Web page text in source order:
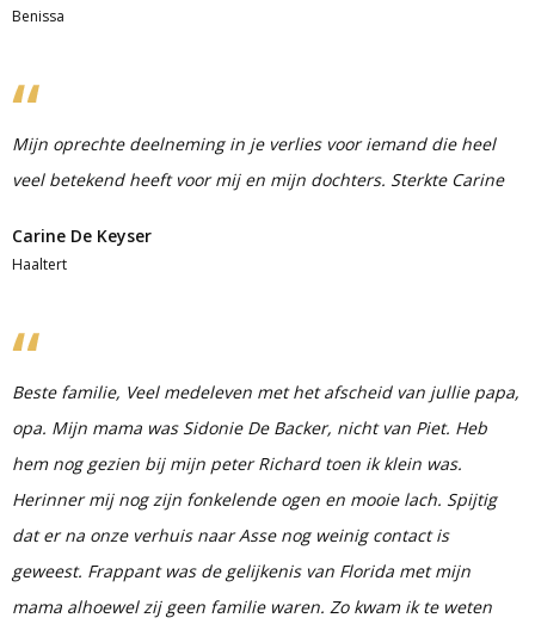
Benissa
Mijn oprechte deelneming in je verlies voor iemand die heel
veel betekend heeft voor mij en mijn dochters. Sterkte Carine
Carine De Keyser
Haaltert
Beste familie, Veel medeleven met het afscheid van jullie papa,
opa. Mijn mama was Sidonie De Backer, nicht van Piet. Heb
hem nog gezien bij mijn peter Richard toen ik klein was.
Herinner mij nog zijn fonkelende ogen en mooie lach. Spijtig
dat er na onze verhuis naar Asse nog weinig contact is
geweest. Frappant was de gelijkenis van Florida met mijn
mama alhoewel zij geen familie waren. Zo kwam ik te weten